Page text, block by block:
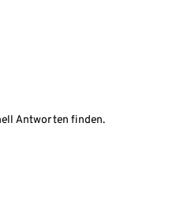
Antworten finden.